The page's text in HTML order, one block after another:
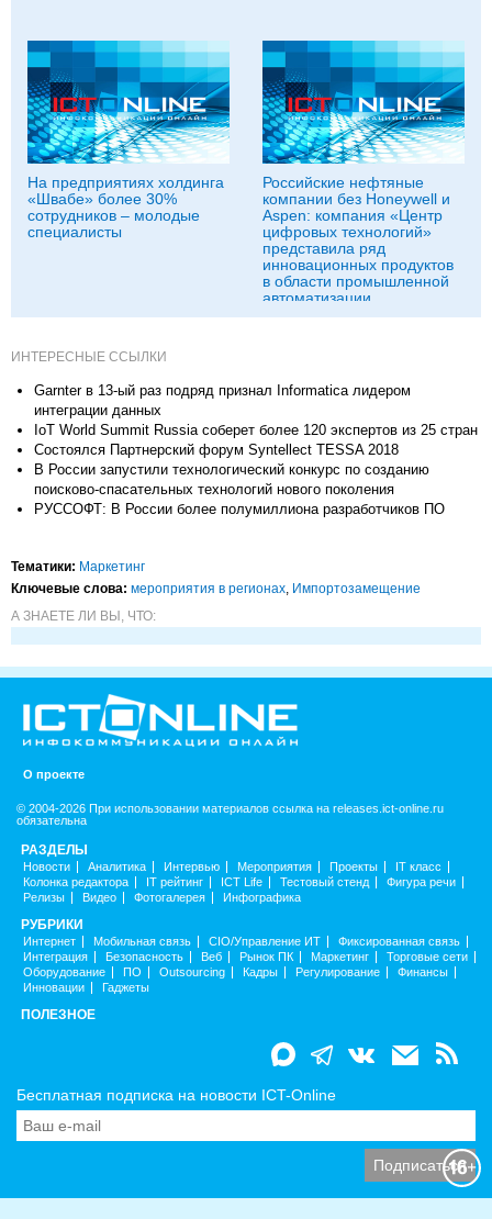
На предприятиях холдинга
«Швабе» более 30%
сотрудников – молодые
специалисты
Российские нефтяные
компании без Honeywell и
Aspen: компания «Центр
цифровых технологий»
представила ряд
инновационных продуктов
в области промышленной
автоматизации
ИНТЕРЕСНЫЕ ССЫЛКИ
Garnter в 13-ый раз подряд признал Informatica лидером
интеграции данных
IoT World Summit Russia соберет более 120 экспертов из 25 стран
Состоялся Партнерский форум Syntellect TESSA 2018
В России запустили технологический конкурс по созданию
поисково-спасательных технологий нового поколения
РУССОФТ: В России более полумиллиона разработчиков ПО
Тематики: Маркетинг
Ключевые слова: мероприятия в регионах, Импорто­замещение
А ЗНАЕТЕ ЛИ ВЫ, ЧТО:
О проекте
© 2004-2026 При использовании материалов ссылка на releases.ict-online.ru
обязательна
РАЗДЕЛЫ
Новости Аналитика Интервью Мероприятия Проекты
IT класс
Колонка редактора
IT рейтинг ICT Life Тестовый стенд
Фигура речи
Релизы
Видео Фотогалерея Инфографика
РУБРИКИ
Интернет Мобильная связь CIO/Управление ИТ
Фиксированная связь
Интеграция
Безопасность Веб Рынок ПК Маркетинг
Торговые сети
Оборудование
ПО Outsourcing Кадры Регулирование
Финансы
Инновации
Гаджеты
ПОЛЕЗНОЕ
Бесплатная подписка на новости ICT-Online